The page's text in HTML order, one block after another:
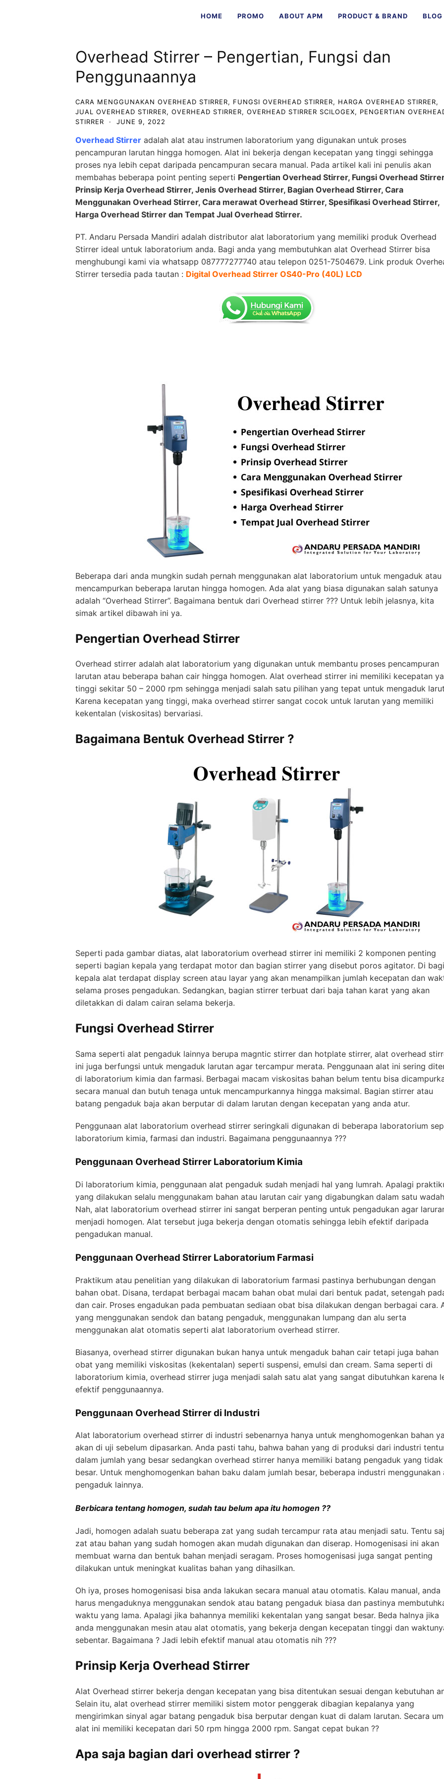
HOME PROMO ABOUT APM PRODUCT & BRAND BLOG
Overhead Stirrer – Pengertian, Fungsi dan
Penggunaannya
CARA MENGGUNAKAN OVERHEAD STIRRER, FUNGSI OVERHEAD STIRRER, HARGA OVERHEAD STIRRER,
JUAL OVERHEAD STIRRER, OVERHEAD STIRRER, OVERHEAD STIRRER SCILOGEX, PENGERTIAN
STIRRER
· JUNE 9, 2022
Overhead Stirrer adalah alat atau instrumen laboratorium yang digunakan untuk proses
pencampuran larutan hingga homogen. Alat ini bekerja dengan kecepatan yang tinggi sehingga
proses nya lebih cepat daripada pencampuran secara manual. Pada artikel kali ini penulis akan
membahas beberapa point penting seperti Pengertian Overhead Stirrer, Fungsi Overhead
Prinsip Kerja Overhead Stirrer, Jenis Overhead Stirrer, Bagian Overhead Stirrer, Cara
Menggunakan Overhead Stirrer, Cara merawat Overhead Stirrer, Spesifikasi Overhead Stirrer,
Harga Overhead Stirrer dan Tempat Jual Overhead Stirrer.
PT. Andaru Persada Mandiri adalah distributor alat laboratorium yang memiliki produk Overhead
Stirrer ideal untuk laboratorium anda. Bagi anda yang membutuhkan alat Overhead Stirrer bisa
menghubungi kami via whatsapp 087777277740 atau telepon 0251-7504679. Link produk
Stirrer tersedia pada tautan : Digital Overhead Stirrer OS40-Pro (40L) LCD
Beberapa dari anda mungkin sudah pernah menggunakan alat laboratorium untuk mengaduk atau
mencampurkan beberapa larutan hingga homogen. Ada alat yang biasa digunakan salah satunya
adalah “Overhead Stirrer”. Bagaimana bentuk dari Overhead stirrer ??? Untuk lebih jelasnya, kita
simak artikel dibawah ini ya.
Pengertian Overhead Stirrer
Overhead stirrer adalah alat laboratorium yang digunakan untuk membantu proses pencampuran
larutan atau beberapa bahan cair hingga homogen. Alat overhead stirrer ini memiliki kecepatan
tinggi sekitar 50 – 2000 rpm sehingga menjadi salah satu pilihan yang tepat untuk mengaduk
Karena kecepatan yang tinggi, maka overhead stirrer sangat cocok untuk larutan yang memiliki
kekentalan (viskositas) bervariasi.
Bagaimana Bentuk Overhead Stirrer ?
Seperti pada gambar diatas, alat laboratorium overhead stirrer ini memiliki 2 komponen penting
seperti bagian kepala yang terdapat motor dan bagian stirrer yang disebut poros agitator. Di
kepala alat terdapat display screen atau layar yang akan menampilkan jumlah kecepatan dan
selama proses pengadukan. Sedangkan, bagian stirrer terbuat dari baja tahan karat yang akan
diletakkan di dalam cairan selama bekerja.
Fungsi Overhead Stirrer
Sama seperti alat pengaduk lainnya berupa magntic stirrer dan hotplate stirrer, alat overhead
ini juga berfungsi untuk mengaduk larutan agar tercampur merata. Penggunaan alat ini sering
di laboratorium kimia dan farmasi. Berbagai macam viskositas bahan belum tentu bisa
secara manual dan butuh tenaga untuk mencampurkannya hingga maksimal. Bagian stirrer atau
batang pengaduk baja akan berputar di dalam larutan dengan kecepatan yang anda atur.
Penggunaan alat laboratorium overhead stirrer seringkali digunakan di beberapa laboratorium
laboratorium kimia, farmasi dan industri. Bagaimana penggunaannya ???
Penggunaan Overhead Stirrer Laboratorium Kimia
Di laboratorium kimia, penggunaan alat pengaduk sudah menjadi hal yang lumrah. Apalagi
yang dilakukan selalu menggunakam bahan atau larutan cair yang digabungkan dalam satu
Nah, alat laboratorium overhead stirrer ini sangat berperan penting untuk pengadukan agar
menjadi homogen. Alat tersebut juga bekerja dengan otomatis sehingga lebih efektif daripada
pengadukan manual.
Penggunaan Overhead Stirrer Laboratorium Farmasi
Praktikum atau penelitian yang dilakukan di laboratorium farmasi pastinya berhubungan dengan
bahan obat. Disana, terdapat berbagai macam bahan obat mulai dari bentuk padat, setengah
dan cair. Proses engadukan pada pembuatan sediaan obat bisa dilakukan dengan berbagai cara.
yang menggunakan sendok dan batang pengaduk, menggunakan lumpang dan alu serta
menggunakan alat otomatis seperti alat laboratorium overhead stirrer.
Biasanya, overhead stirrer digunakan bukan hanya untuk mengaduk bahan cair tetapi juga bahan
obat yang memiliki viskositas (kekentalan) seperti suspensi, emulsi dan cream. Sama seperti di
laboratorium kimia, overhead stirrer juga menjadi salah satu alat yang sangat dibutuhkan karena
efektif penggunaannya.
Penggunaan Overhead Stirrer di Industri
Alat laboratorium overhead stirrer di industri sebenarnya hanya untuk menghomogenkan bahan
akan di uji sebelum dipasarkan. Anda pasti tahu, bahwa bahan yang di produksi dari industri
dalam jumlah yang besar sedangkan overhead stirrer hanya memiliki batang pengaduk yang tidak
besar. Untuk menghomogenkan bahan baku dalam jumlah besar, beberapa industri menggunakan
pengaduk lainnya.
Berbicara tentang homogen, sudah tau belum apa itu homogen ??
Jadi, homogen adalah suatu beberapa zat yang sudah tercampur rata atau menjadi satu. Tentu
zat atau bahan yang sudah homogen akan mudah digunakan dan diserap. Homogenisasi ini akan
membuat warna dan bentuk bahan menjadi seragam. Proses homogenisasi juga sangat penting
dilakukan untuk meningkat kualitas bahan yang dihasilkan.
Oh iya, proses homogenisasi bisa anda lakukan secara manual atau otomatis. Kalau manual, anda
harus mengaduknya menggunakan sendok atau batang pengaduk biasa dan pastinya
waktu yang lama. Apalagi jika bahannya memiliki kekentalan yang sangat besar. Beda halnya jika
anda menggunakan mesin atau alat otomatis, yang bekerja dengan kecepatan tinggi dan
sebentar. Bagaimana ? Jadi lebih efektif manual atau otomatis nih ???
Prinsip Kerja Overhead Stirrer
Alat Overhead stirrer bekerja dengan kecepatan yang bisa ditentukan sesuai dengan kebutuhan
Selain itu, alat overhead stirrer memiliki sistem motor penggerak dibagian kepalanya yang
mengirimkan sinyal agar batang pengaduk bisa berputar dengan kuat di dalam larutan. Secara
alat ini memiliki kecepatan dari 50 rpm hingga 2000 rpm. Sangat cepat bukan ??
Apa saja bagian dari overhead stirrer ?